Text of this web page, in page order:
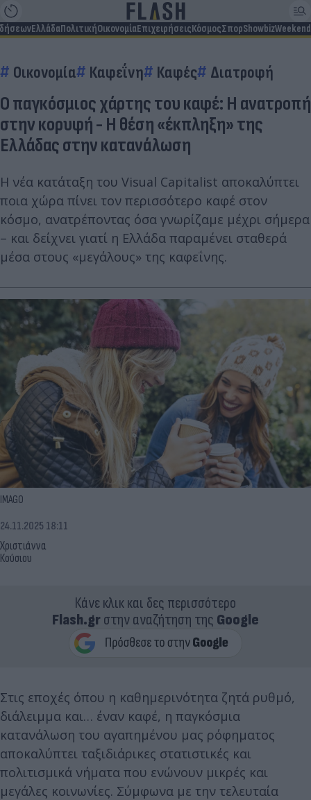
ΕλλάδαΠολιτικήΟικονομίαΕπιχειρήσειςΚόσμοςΣπορShowbizWeekend
Οικονομία Καφεΐνη Καφές Διατροφή
Ο παγκόσμιος χάρτης του καφέ: Η ανατροπή
στην κορυφή - Η θέση «έκπληξη» της
Ελλάδας στην κατανάλωση
Η νέα κατάταξη του Visual Capitalist αποκαλύπτει
ποια χώρα πίνει τον περισσότερο καφέ στον
κόσμο, ανατρέποντας όσα γνωρίζαμε μέχρι σήμερα
– και δείχνει γιατί η Ελλάδα παραμένει σταθερά
μέσα στους «μεγάλους» της καφεΐνης.
IMAGO
Χριστιάννα
Κούσιου
24.11.2025 18:11
Κάνε κλικ και δες περισσότερο
Flash.grστην αναζήτηση της Google
Στις εποχές όπου η καθημερινότητα ζητά ρυθμό,
διάλειμμα και… έναν καφέ, η παγκόσμια
κατανάλωση του αγαπημένου μας ρόφηματος
αποκαλύπτει ταξιδιάρικες στατιστικές και
πολιτισμικά νήματα που ενώνουν μικρές και
μεγάλες κοινωνίες. Σύμφωνα με την τελευταία